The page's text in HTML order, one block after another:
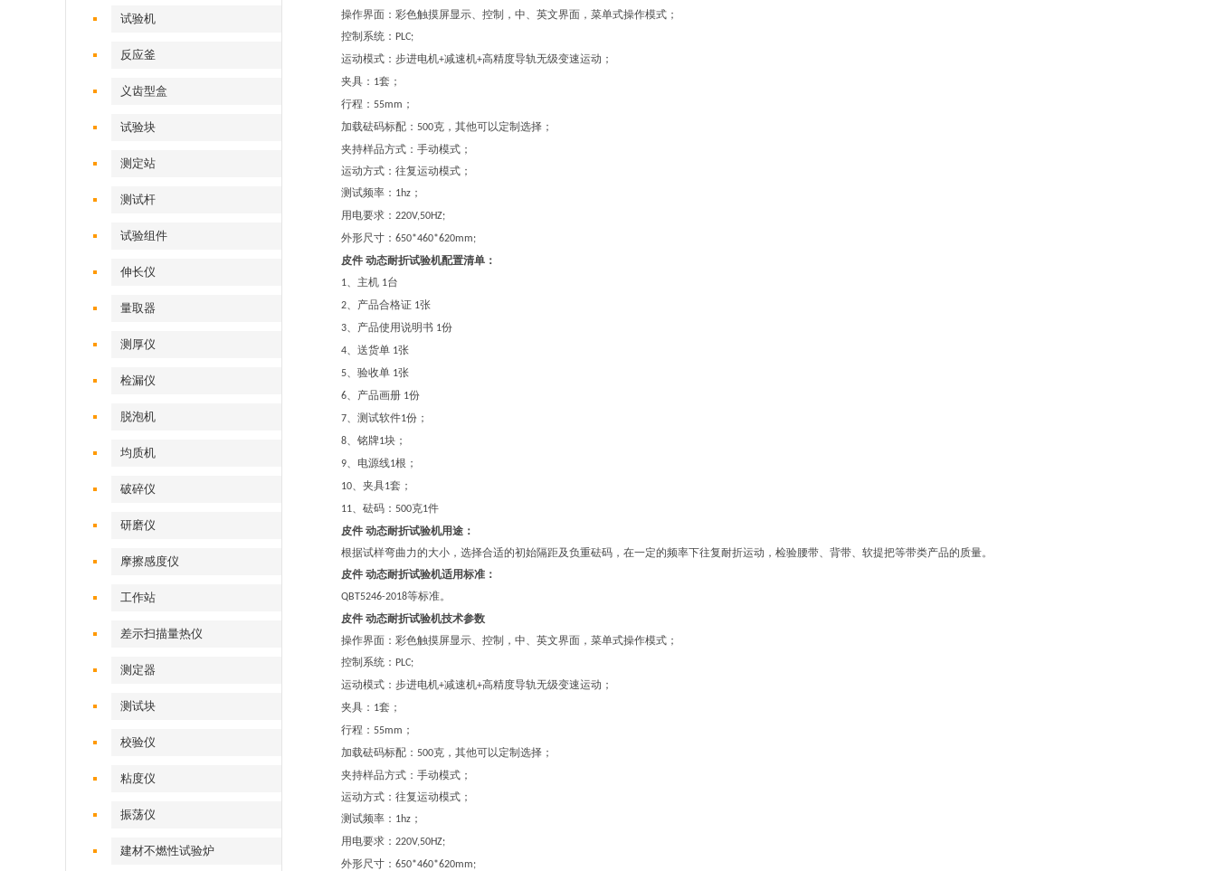
试验机‌
反应釜
义齿型盒
试验块
测定站‌
测试杆
试验组件
伸长仪
量取器
测厚仪
检漏仪
脱泡机
均质机
破碎仪
研磨仪
摩擦感度仪
工作站
差示扫描量热仪
测定器
测试块
校验仪
粘度仪
振荡仪
建材不燃性试验炉
操作界面： 彩色触摸屏显示、控制，中、英文界面，菜单式操作模式 ；
控制系统： PLC;
运动模式：步进电机+减速机+高精度导轨无级变速运动；
夹具： 1套；
行程： 55mm ；
加载砝码标配： 500克，其他可以定制选择；
夹持样品方式：手动模式；
运动方式：往复运动模式；
测试频率： 1hz ；
用电要求： 220V,50HZ;
外形尺寸： 650*460*620mm;
皮件 动态耐折试验机配置清单：
1、主机 1台
2、产品合格证 1张
3、产品使用说明书 1份
4、送货单 1张
5、验收单 1张
6、产品画册 1份
7、测试软件1份；
8、铭牌1块；
9、电源线1根；
10、夹具1套；
11、砝码： 500克1件
皮件 动态耐折试验机用途：
根据试样弯曲力的大小，选择合适的初始隔距及负重砝码，在一定的频率下往复耐折运动，检验腰带、背带、软提把等带类产品的质量。
皮件 动态耐折试验机适用标准：
QBT5246-2018等标准。
皮件 动态耐折试验机技术参数
操作界面： 彩色触摸屏显示、控制，中、英文界面，菜单式操作模式 ；
控制系统： PLC;
运动模式：步进电机+减速机+高精度导轨无级变速运动；
夹具： 1套；
行程： 55mm ；
加载砝码标配： 500克，其他可以定制选择；
夹持样品方式：手动模式；
运动方式：往复运动模式；
测试频率： 1hz ；
用电要求： 220V,50HZ;
外形尺寸： 650*460*620mm;